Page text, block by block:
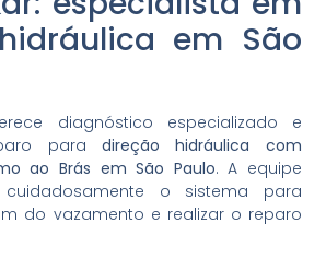
em São
diagnóstico especializado e
para direção hidráulica com
ao Brás em São Paulo. A equipe
o sistema para
do vazamento e realizar o reparo